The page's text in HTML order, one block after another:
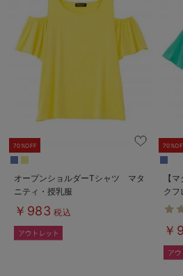
70%OFF
オープンショルダーTシャツ マタ
ニティ・授乳服
￥983 税込
【
クフ
後も
￥